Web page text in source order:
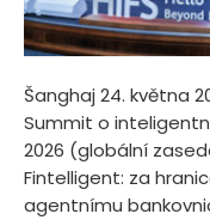
Šanghaj 24. května
Summit o
2026 (globální
Fintelligent: za
agentnímu